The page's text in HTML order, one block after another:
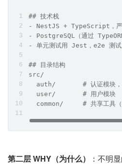
## 技术栈
- NestJS + TypeScript，严
- PostgreSQL（通过
- 单元测试用 Jest，e2e 测
## 目录结构
src/
auth/       # 认证模块
  user/       # 用户模块
common/     # 共享工具（
第二层 WHY（为什么）
：不明